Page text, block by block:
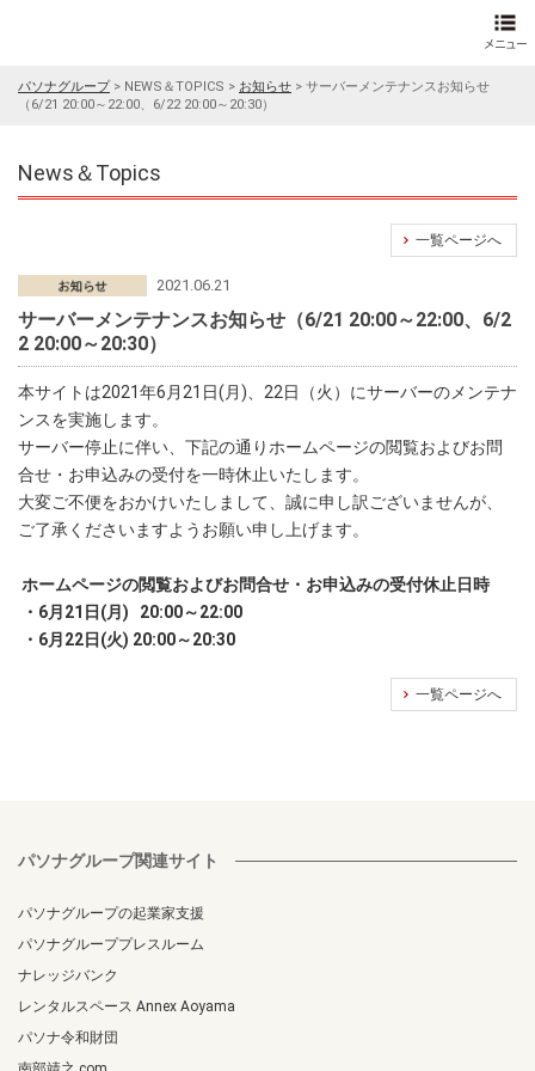
パソナグループ> NEWS＆TOPICS > お知らせ > サーバーメンテナンスお知らせ
（6/21 20:00～22:00、6/22 20:00～20:30）
News＆Topics
一覧ページへ
2021.06.21
サーバーメンテナンスお知らせ（6/21 20:00～22:00、6/2
2 20:00～20:30）
本サイトは2021年6月21日(月)、22日（火）にサーバーのメンテナ
ンスを実施します。
サーバー停止に伴い、下記の通りホームページの閲覧およびお問
合せ・お申込みの受付を一時休止いたします。
大変ご不便をおかけいたしまして、誠に申し訳ございませんが、
ご了承くださいますようお願い申し上げます。
ホームページの閲覧およびお問合せ・お申込みの受付休止日時
・6月21日(月) 20:00～22:00
・6月22日(火) 20:00～20:30
一覧ページへ
パソナグループ関連サイト
パソナグループの起業家支援
パソナグループプレスルーム
ナレッジバンク
レンタルスペース Annex Aoyama
パソナ令和財団